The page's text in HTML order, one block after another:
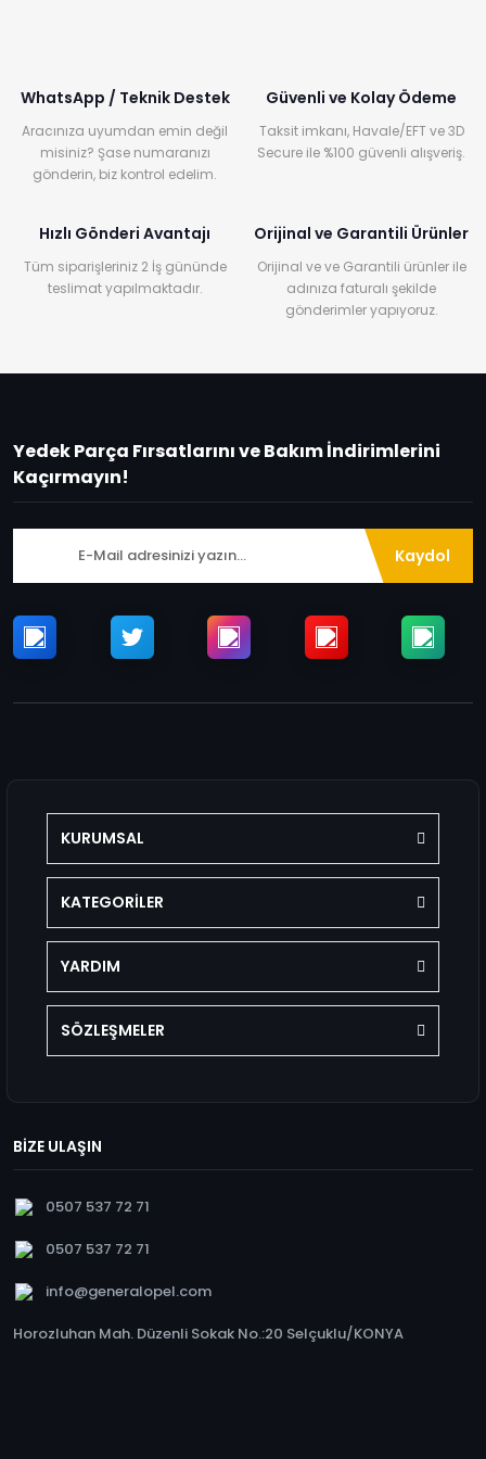
WhatsApp / Teknik Destek
Aracınıza uyumdan emin değil
misiniz? Şase numaranızı
gönderin, biz kontrol edelim.
Güvenli ve Kolay Ödeme
Taksit imkanı, Havale/EFT ve 3D
Secure ile %100 güvenli alışveriş.
Hızlı Gönderi Avantajı
Tüm siparişleriniz 2 İş gününde
teslimat yapılmaktadır.
Orijinal ve Garantili Ürünler
Orijinal ve ve Garantili ürünler ile
adınıza faturalı şekilde
gönderimler yapıyoruz.
Yedek Parça Fırsatlarını ve Bakım İndirimlerini
Kaçırmayın!
Kaydol
KURUMSAL
KATEGORİLER
YARDIM
SÖZLEŞMELER
BİZE ULAŞIN
0507 537 72 71
0507 537 72 71
info@generalopel.com
Horozluhan Mah. Düzenli Sokak No.:20 Selçuklu/KONYA